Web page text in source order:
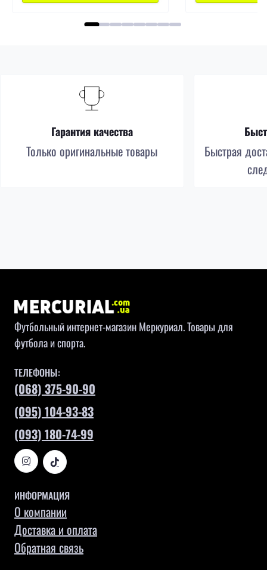
Гарантия качества
Только оригинальные товары
Быстрая
Футбольный интернет-магазин Меркуриал. Товары для
футбола и спорта.
ТЕЛЕФОНЫ:
(068) 375-90-90
(095) 104-93-83
(093) 180-74-99
ИНФОРМАЦИЯ
О компании
Доставка и оплата
Обратная связь